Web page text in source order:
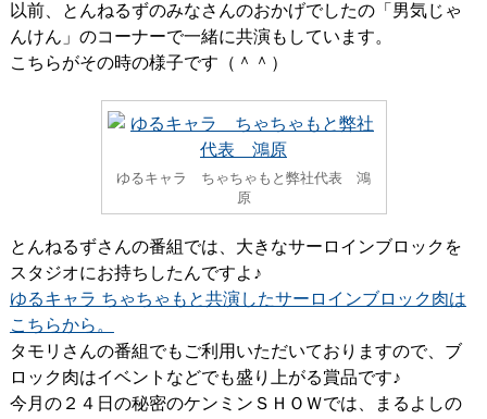
以前、とんねるずのみなさんのおかげでしたの「男気じゃ
んけん」のコーナーで一緒に共演もしています。
こちらがその時の様子です（＾＾）
ゆるキャラ ちゃちゃもと弊社代表 鴻
原
とんねるずさんの番組では、大きなサーロインブロックを
スタジオにお持ちしたんですよ♪
ゆるキャラ ちゃちゃもと共演したサーロインブロック肉は
こちらから。
タモリさんの番組でもご利用いただいておりますので、ブ
ロック肉はイベントなどでも盛り上がる賞品です♪
今月の２４日の秘密のケンミンＳＨＯＷでは、まるよしの